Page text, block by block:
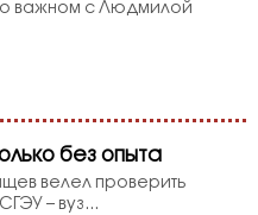
о важном с Людмилой
без опыта
велел проверить
– вуз...